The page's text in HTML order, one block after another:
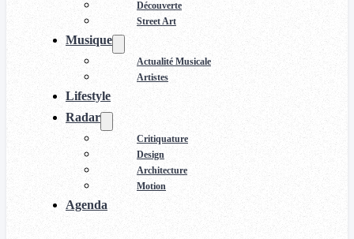
Découverte
Street Art
Musique
Actualité Musicale
Artistes
Lifestyle
Radar
Critiquature
Design
Architecture
Motion
Agenda